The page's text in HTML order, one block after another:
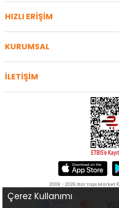
HIZLI ERİŞİM
KURUMSAL
İLETİŞİM
2009 - 2026 Star Yapı Market
Çağlayan Ahşap
Çerez Kullanımı